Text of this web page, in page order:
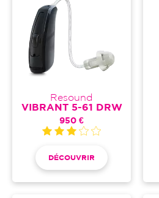
Resound
VIBRANT 5-61 DRW
950 €
DÉCOUVRIR